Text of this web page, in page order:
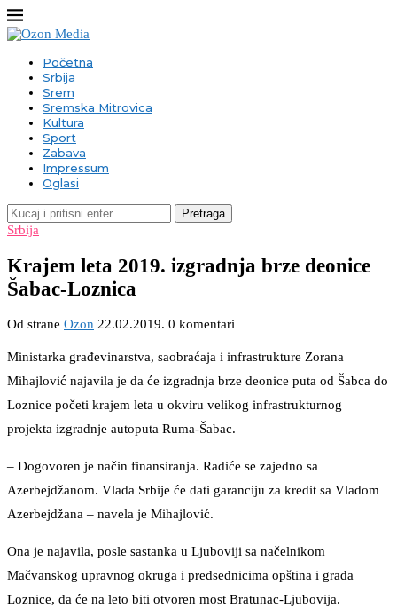
Početna
Srbija
Srem
Sremska Mitrovica
Kultura
Sport
Zabava
Impressum
Oglasi
Pretraga
Srbija
Krajem leta 2019. izgradnja brze deonice
Šabac-Loznica
Od strane Ozon 22.02.2019. 0 komentari
Ministarka građevinarstva, saobraćaja i infrastrukture Zorana
Mihajlović najavila je da će izgradnja brze deonice puta od Šabca do
Loznice početi krajem leta u okviru velikog infrastrukturnog
projekta izgradnje autoputa Ruma-Šabac.
– Dogovoren je način finansiranja. Radiće se zajedno sa
Azerbejdžanom. Vlada Srbije će dati garanciju za kredit sa Vladom
Azerbejdžana – navela je Mihajlović.
Ona je najavila, posle sastanka u Ljuboviji sa načelnikom
Mačvanskog upravnog okruga i predsednicima opština i grada
Loznice, da će na leto biti otvoren most Bratunac-Ljubovija.